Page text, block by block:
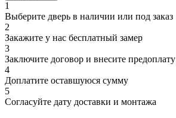
1
Выберите дверь в наличии или под заказ
2
Закажите у нас бесплатный замер
3
Заключите договор и внесите предоплату
4
Доплатите оставшуюся сумму
5
Согласуйте дату доставки и монтажа